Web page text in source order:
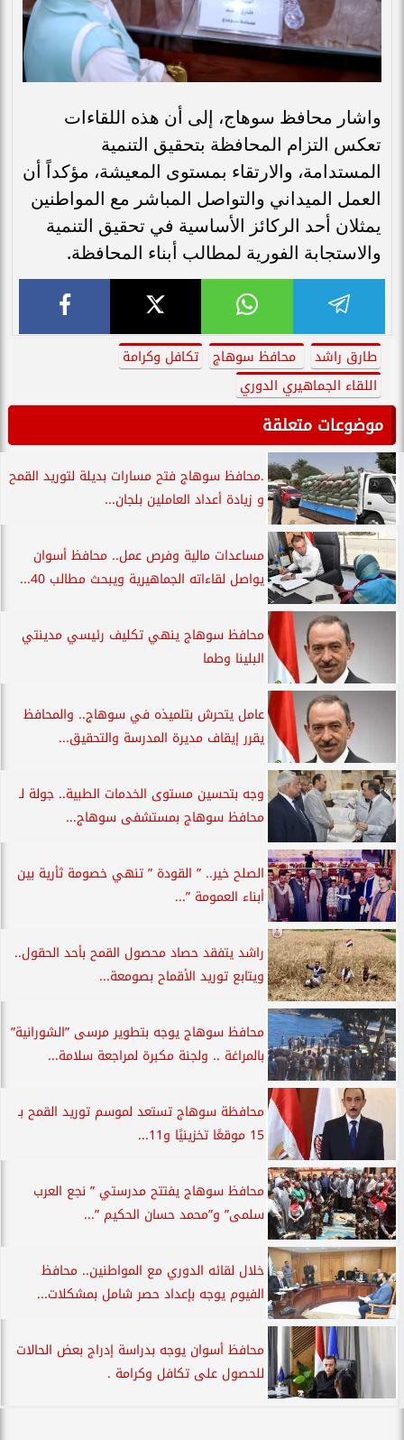
واشار محافظ سوهاج، إلى أن هذه اللقاءات
تعكس التزام المحافظة بتحقيق التنمية
المستدامة، والارتقاء بمستوى المعيشة، مؤكداً أن
العمل الميداني والتواصل المباشر مع المواطنين
يمثلان أحد الركائز الأساسية في تحقيق التنمية
والاستجابة الفورية لمطالب أبناء المحافظة.
طارق راشد محافظ سوهاج
تكافل وكرامة
اللقاء الجماهيري الدوري
موضوعات متعلقة
.محافظ سوهاج فتح مسارات بديلة لتوريد القمح
و زيادة أعداد العاملين بلجان...
مساعدات مالية وفرص عمل.. محافظ أسوان
يواصل لقاءاته الجماهيرية ويبحث مطالب 40...
محافظ سوهاج ينهي تكليف رئيسي مدينتي
البلينا وطما
عامل يتحرش بتلميذه في سوهاج.. والمحافظ
يقرر إيقاف مديرة المدرسة والتحقيق...
وجه بتحسين مستوى الخدمات الطبية.. جولة لـ
محافظ سوهاج بمستشفى سوهاج...
الصلح خير.. ” القودة ” تنهي خصومة ثأرية بين
أبناء العمومة ”...
راشد يتفقد حصاد محصول القمح بأحد الحقول..
ويتابع توريد الأقماح بصومعة...
محافظ سوهاج يوجه بتطوير مرسى ”الشورانية”
بالمراغة .. ولجنة مكبرة لمراجعة سلامة...
محافظة سوهاج تستعد لموسم توريد القمح بـ
15 موقعًا تخزينيًا و11...
محافظ سوهاج يفتتح مدرستي ” نجع العرب
سلمى” و”محمد حسان الحكيم ”...
خلال لقائه الدوري مع المواطنين.. محافظ
الفيوم يوجه بإعداد حصر شامل بمشكلات...
محافظ أسوان يوجه بدراسة إدراج بعض الحالات
للحصول على تكافل وكرامة .